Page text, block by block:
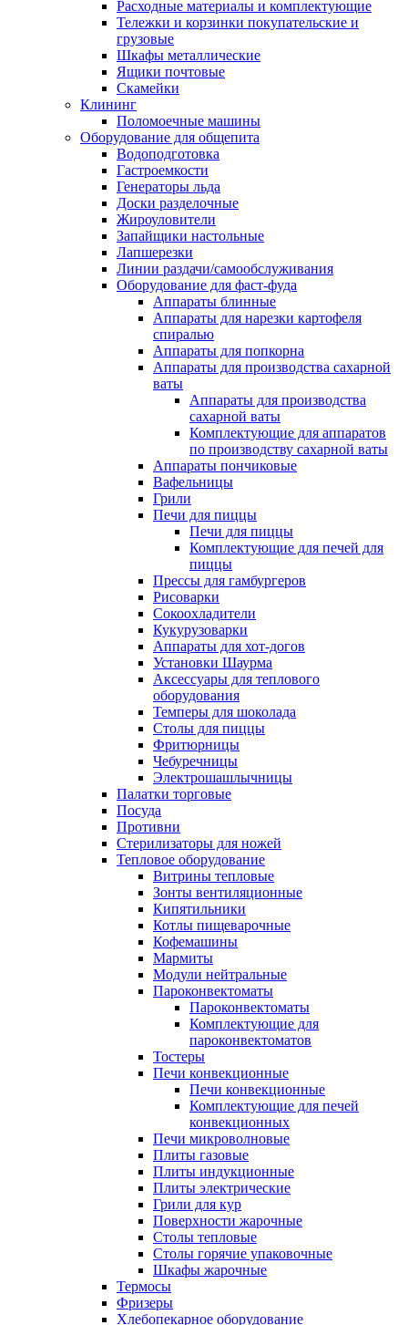
Расходные материалы и комплектующие
Тележки и корзинки покупательские и
грузовые
Шкафы металлические
Ящики почтовые
Скамейки
Клининг
Поломоечные машины
Оборудование для общепита
Водоподготовка
Гастроемкости
Генераторы льда
Доски разделочные
Жироуловители
Запайщики настольные
Лапшерезки
Линии раздачи/самообслуживания
Оборудование для фаст-фуда
Аппараты блинные
Аппараты для нарезки картофеля
спиралью
Аппараты для попкорна
Аппараты для производства сахарной
ваты
Аппараты для производства
сахарной ваты
Комплектующие для аппаратов
по производству сахарной ваты
Аппараты пончиковые
Вафельницы
Грили
Печи для пиццы
Печи для пиццы
Комплектующие для печей для
пиццы
Прессы для гамбургеров
Рисоварки
Сокоохладители
Кукурузоварки
Аппараты для хот-догов
Установки Шаурма
Аксессуары для теплового
оборудования
Темперы для шоколада
Столы для пиццы
Фритюрницы
Чебуречницы
Электрошашлычницы
Палатки торговые
Посуда
Противни
Стерилизаторы для ножей
Тепловое оборудование
Витрины тепловые
Зонты вентиляционные
Кипятильники
Котлы пищеварочные
Кофемашины
Мармиты
Модули нейтральные
Пароконвектоматы
Пароконвектоматы
Комплектующие для
пароконвектоматов
Тостеры
Печи конвекционные
Печи конвекционные
Комплектующие для печей
конвекционных
Печи микроволновые
Плиты газовые
Плиты индукционные
Плиты электрические
Грили для кур
Поверхности жарочные
Столы тепловые
Столы горячие упаковочные
Шкафы жарочные
Термосы
Фризеры
Хлебопекарное оборудование